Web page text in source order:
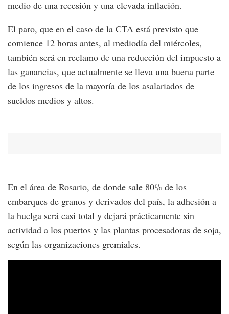
medio de una recesión y una elevada inflación.
El paro, que en el caso de la CTA está previsto que
comience 12 horas antes, al mediodía del miércoles,
también será en reclamo de una reducción del impuesto a
las ganancias, que actualmente se lleva una buena parte
de los ingresos de la mayoría de los asalariados de
sueldos medios y altos.
En el área de Rosario, de donde sale 80% de los
embarques de granos y derivados del país, la adhesión a
la huelga será casi total y dejará prácticamente sin
actividad a los puertos y las plantas procesadoras de soja,
según las organizaciones gremiales.